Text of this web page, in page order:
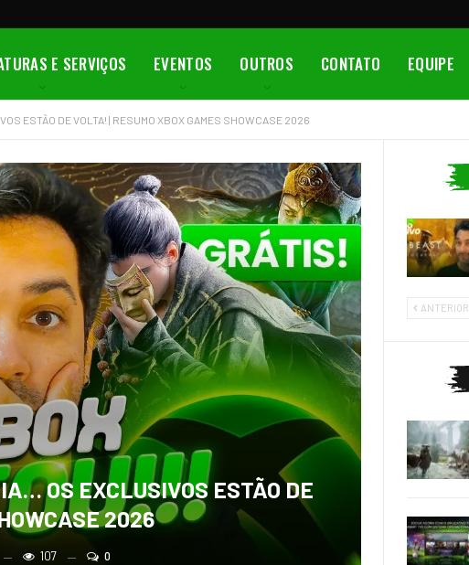
E SERVIÇOS EVENTOS OUTROS CONTATO EQUIPE
ESTÃO DE VOLTA! | RESUMO XBOX GAMES SHOWCASE 2026
OS EXCLUSIVOS ESTÃO DE
2026
107 0
ANTERIOR